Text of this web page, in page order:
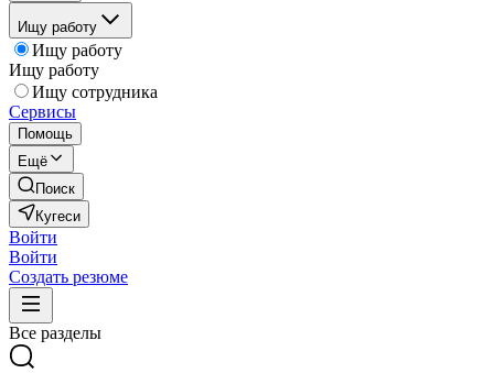
Ищу работу
Ищу работу
Ищу работу
Ищу сотрудника
Сервисы
Помощь
Ещё
Поиск
Кугеси
Войти
Войти
Создать резюме
Все разделы